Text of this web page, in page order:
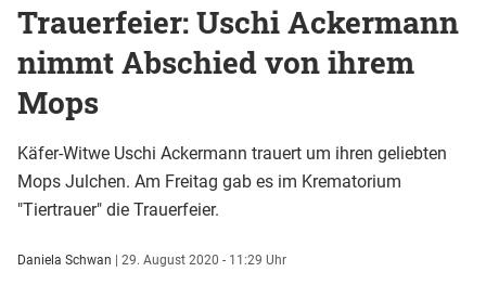
Trauerfeier: Uschi Ackermann
nimmt Abschied von ihrem
Mops
Käfer-Witwe Uschi Ackermann trauert um ihren geliebten
Mops Julchen. Am Freitag gab es im Krematorium
"Tiertrauer" die Trauerfeier.
Daniela Schwan | 29. August 2020 - 11:29 Uhr